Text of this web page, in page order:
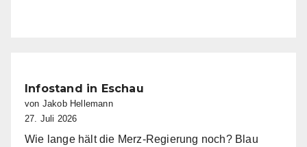
Infostand in Eschau
von Jakob Hellemann
27. Juli 2026
Wie lange hält die Merz-Regierung noch? Blau